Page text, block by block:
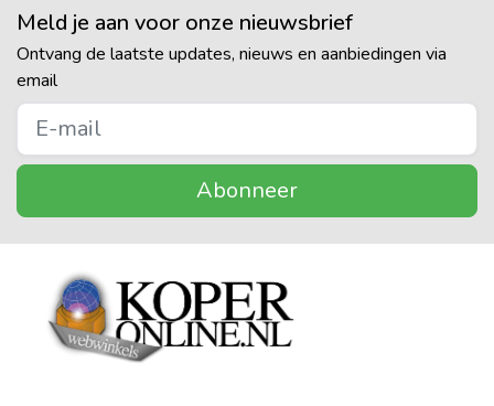
Meld je aan voor onze nieuwsbrief
Ontvang de laatste updates, nieuws en aanbiedingen via
email
Abonneer